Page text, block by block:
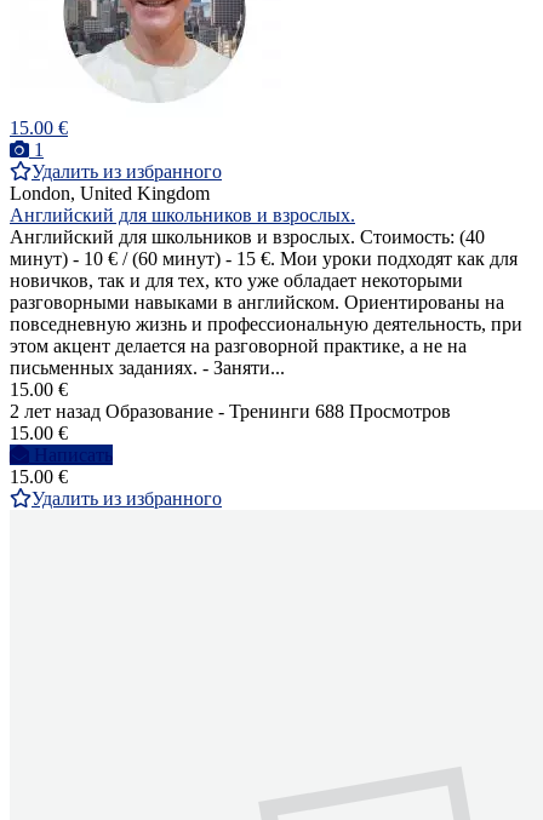
15.00 €
1
Удалить из избранного
London, United Kingdom
Английский для школьников и взрослых.
Английский для школьников и взрослых. Стоимость: (40
минут) - 10 € / (60 минут) - 15 €. Мои уроки подходят как для
новичков, так и для тех, кто уже обладает некоторыми
разговорными навыками в английском. Ориентированы на
повседневную жизнь и профессиональную деятельность, при
этом акцент делается на разговорной практике, а не на
письменных заданиях. - Заняти...
15.00 €
2 лет назад Образование - Тренинги 688 Просмотров
15.00 €
Написать
15.00 €
Удалить из избранного